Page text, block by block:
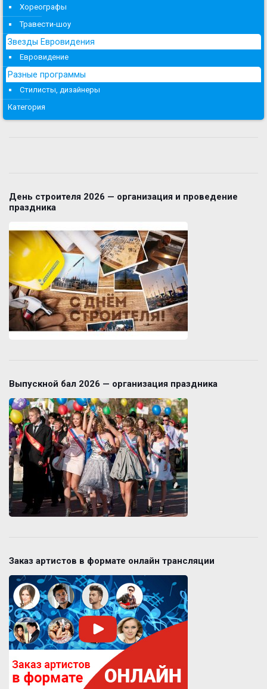
Хореографы
Травести-шоу
Звезды Евровидения
Евровидение
Разные программы
Стилисты, дизайнеры
Категория
День строителя 2026 — организация и проведение
праздника
Выпускной бал 2026 — организация праздника
Заказ артистов в формате онлайн трансляции